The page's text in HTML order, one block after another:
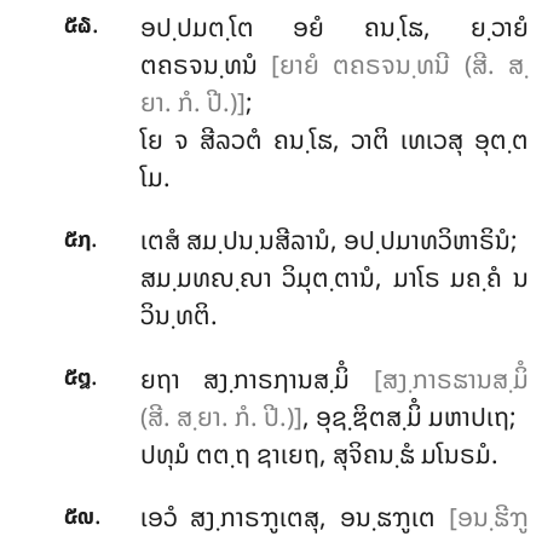
໕໖.
ອປ຺ປມຕ຺ໂຕ ອຍໍ ຄນ຺ໂຘ, ຍ຺ວາຍໍ
ຕຄຣຈນ຺ທນໍ [ຍາຍໍ ຕຄຣຈນ຺ທນີ (ສີ. ສ຺
ຍາ. ກໍ. ປີ.)];
ໂຍ ຈ ສີລວຕໍ ຄນ຺ໂຘ, ວາຕິ ເທເວສຸ ອຸຕ຺ຕ
ໂມ.
໕໗.
ເຕສໍ ສມ຺ປນ຺ນສີລານໍ, ອປ຺ປມາທວິຫາຣິນໍ;
ສມ຺ມທຎ຺ຎາ ວິມຸຕ຺ຕານໍ, ມາໂຣ ມຄ຺ຄໍ ນ
ວິນ຺ທຕິ.
໕໘. ຍຖາ ສງ຺ກາຣຐານສ຺ມິໍ [ສງ຺ກາຣຘານສ຺ມິໍ
(ສີ. ສ຺ຍາ. ກໍ. ປີ.)], ອຸຊ຺ຌິຕສ຺ມິໍ ມຫາປເຖ;
ປທຸມໍ ຕຕ຺ຖ ຊາເຍຖ, ສຸຈິຄນ຺ຘໍ ມໂນຣມໍ.
໕໙. ເອວໍ ສງ຺ກາຣຠູເຕສຸ, ອນ຺ຘຠູເຕ [ອນ຺ຘີຠູ